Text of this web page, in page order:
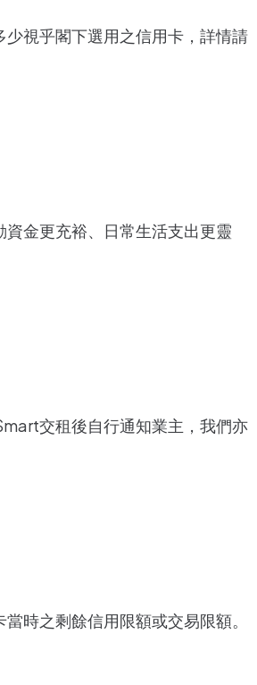
視乎閣下選用之信用卡，詳情請
金更充裕、日常生活支出更靈
交租後自行通知業主，我們亦
時之剩餘信用限額或交易限額。